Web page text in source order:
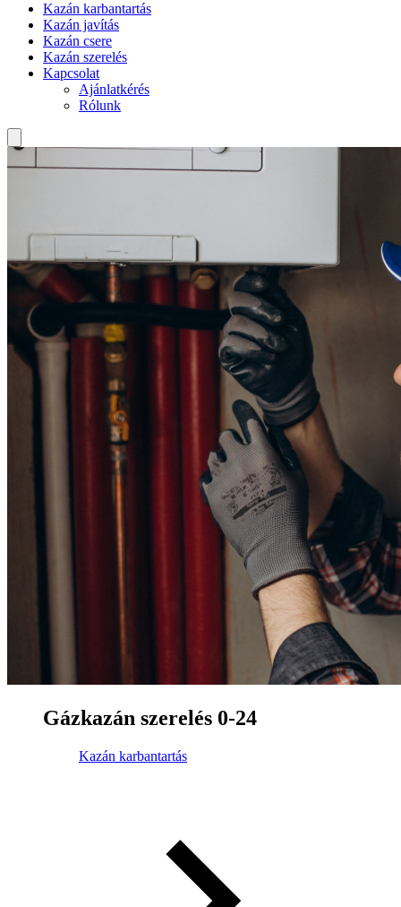
Kazán karbantartás
Kazán javítás
Kazán csere
Kazán szerelés
Kapcsolat
Ajánlatkérés
Rólunk
Gázkazán szerelés 0-24
Kazán karbantartás